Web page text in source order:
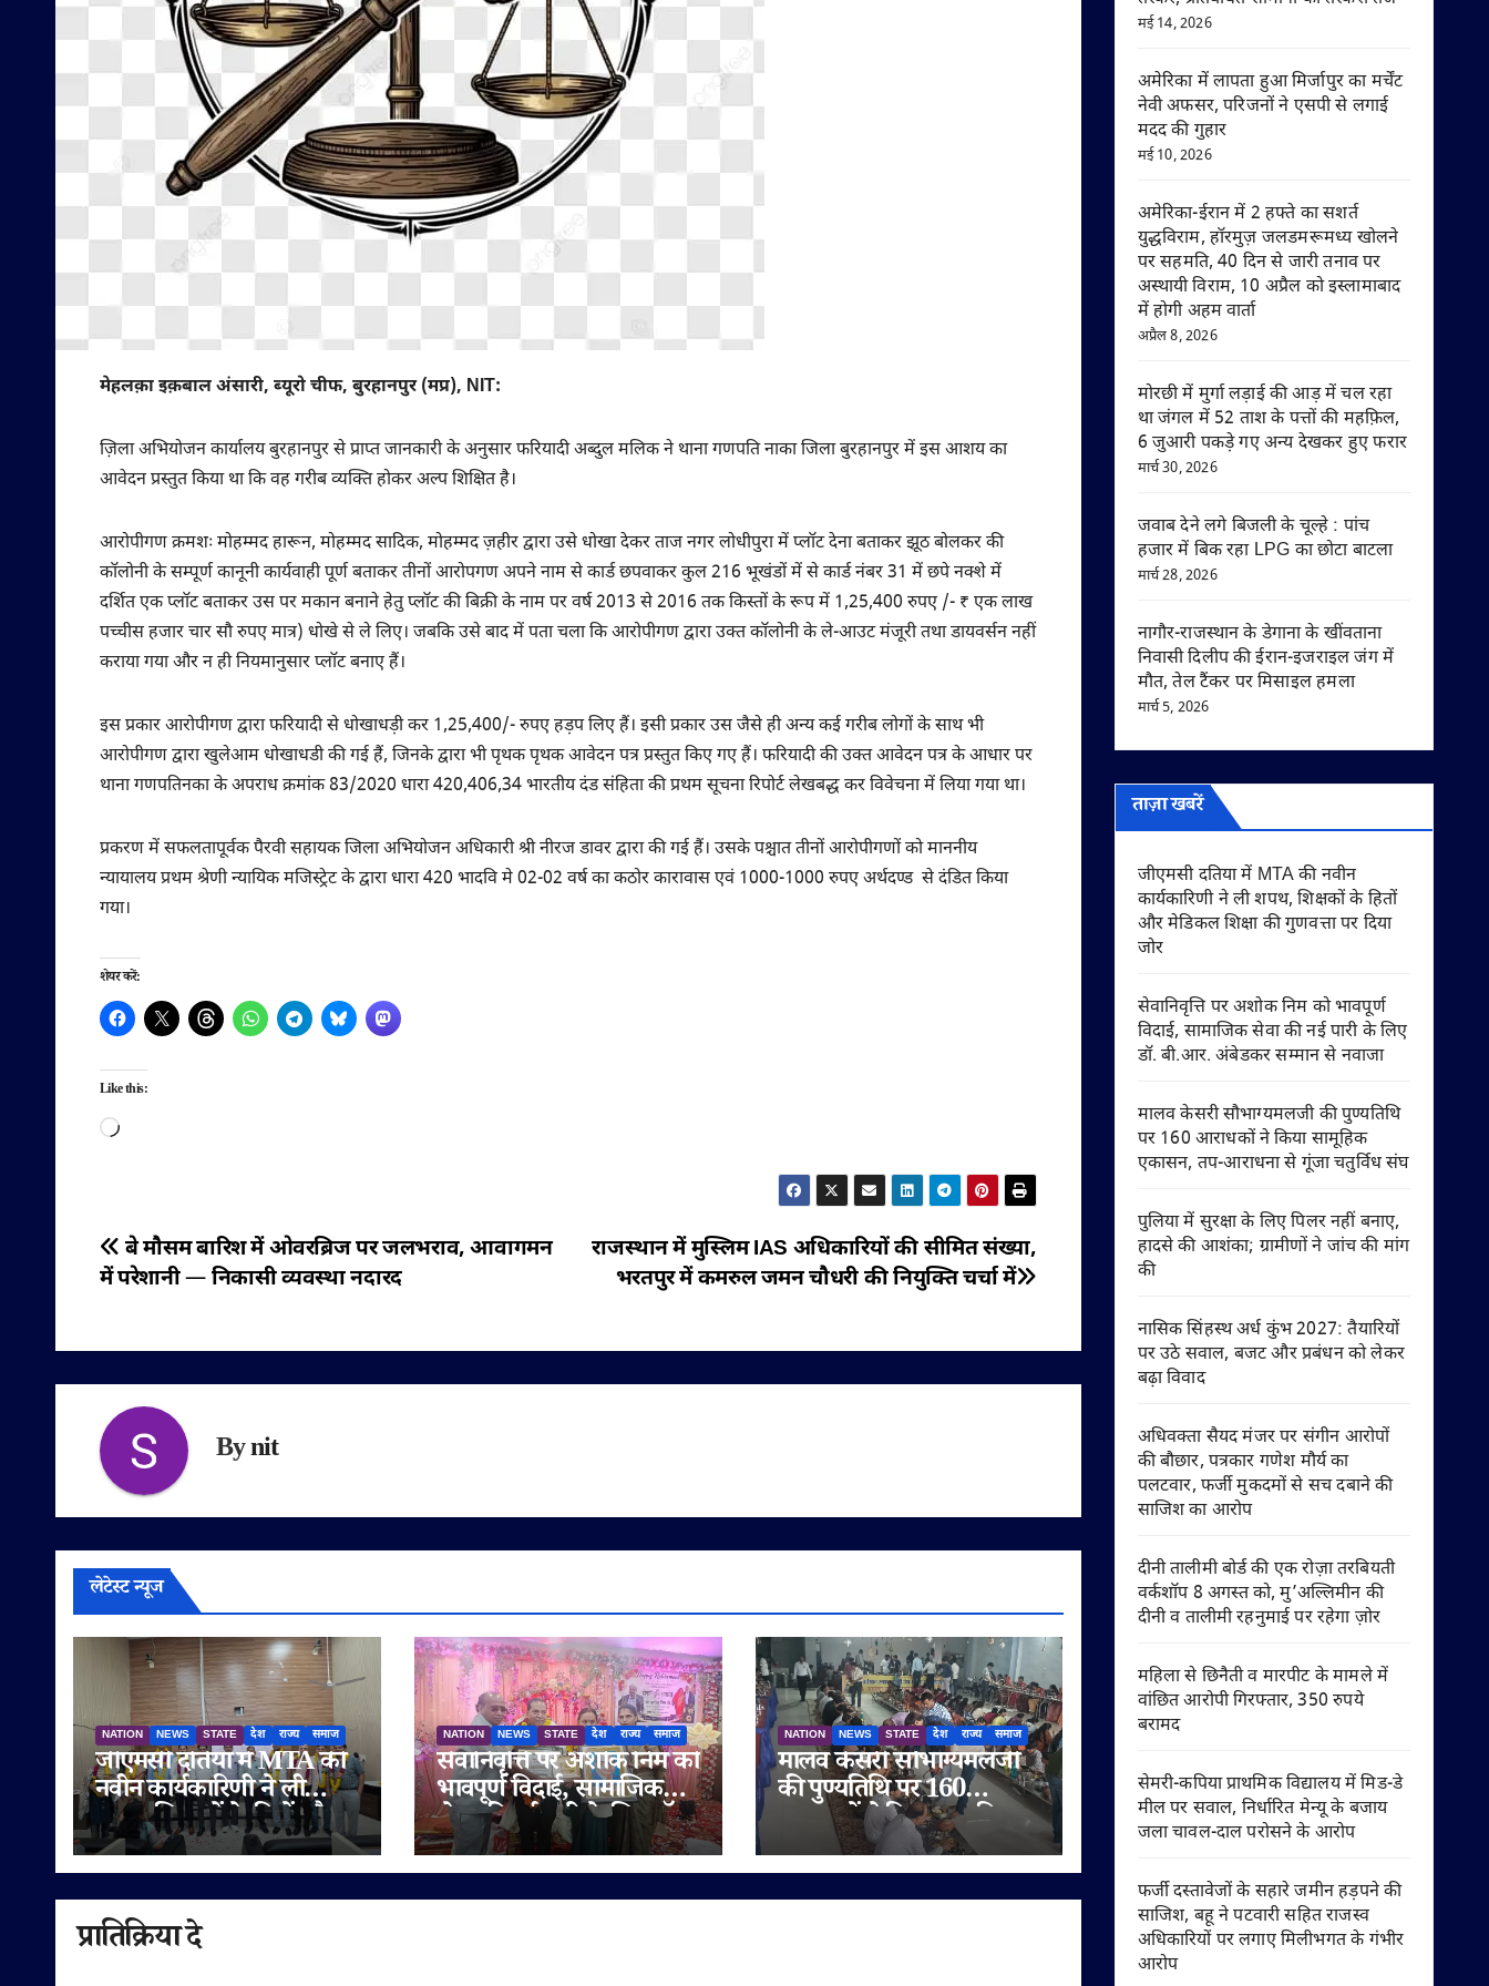
मेहलक़ा इक़बाल अंसारी, ब्यूरो चीफ, बुरहानपुर (मप्र), NIT:
ज़िला अभियोजन कार्यालय बुरहानपुर से प्राप्त जानकारी के अनुसार फरियादी अब्दुल मलिक ने थाना गणपति नाका जिला बुरहानपुर में इस आशय का
आवेदन प्रस्तुत किया था कि वह गरीब व्यक्ति होकर अल्प शिक्षित है।
आरोपीगण क्रमशः मोहम्मद हारून, मोहम्मद सादिक, मोहम्मद ज़हीर द्वारा उसे धोखा देकर ताज नगर लोधीपुरा में प्लॉट देना बताकर झूठ बोलकर की
कॉलोनी के सम्पूर्ण कानूनी कार्यवाही पूर्ण बताकर तीनों आरोपगण अपने नाम से कार्ड छपवाकर कुल 216 भूखंडों में से कार्ड नंबर 31 में छपे नक्शे में
दर्शित एक प्लॉट बताकर उस पर मकान बनाने हेतु प्लॉट की बिक्री के नाम पर वर्ष 2013 से 2016 तक किस्तों के रूप में 1,25,400 रुपए /- ₹ एक लाख
पच्चीस हजार चार सौ रुपए मात्र) धोखे से ले लिए। जबकि उसे बाद में पता चला कि आरोपीगण द्वारा उक्त कॉलोनी के ले-आउट मंजूरी तथा डायवर्सन नहीं
कराया गया और न ही नियमानुसार प्लॉट बनाए हैं।
इस प्रकार आरोपीगण द्वारा फरियादी से धोखाधड़ी कर 1,25,400/- रुपए हड़प लिए हैं। इसी प्रकार उस जैसे ही अन्य कई गरीब लोगों के साथ भी
आरोपीगण द्वारा खुलेआम धोखाधडी की गई हैं, जिनके द्वारा भी पृथक पृथक आवेदन पत्र प्रस्तुत किए गए हैं। फरियादी की उक्त आवेदन पत्र के आधार पर
थाना गणपतिनका के अपराध क्रमांक 83/2020 धारा 420,406,34 भारतीय दंड संहिता की प्रथम सूचना रिपोर्ट लेखबद्ध कर विवेचना में लिया गया था।
प्रकरण में सफलतापूर्वक पैरवी सहायक जिला अभियोजन अधिकारी श्री नीरज डावर द्वारा की गई हैं। उसके पश्चात तीनों आरोपीगणों को माननीय
न्यायालय प्रथम श्रेणी न्यायिक मजिस्ट्रेट के द्वारा धारा 420 भादवि मे 02-02 वर्ष का कठोर कारावास एवं 1000-1000 रुपए अर्थदण्ड से दंडित किया
गया।
शेयर करें:
Like this:
Loading…
पोस्ट
नेविगेशन
राजस्थान में मुस्लिम IAS अधिकारियों की सीमित संख्या,
भरतपुर में कमरुल जमन चौधरी की नियुक्ति चर्चा में
बे मौसम बारिश में ओवरब्रिज पर जलभराव, आवागमन
में परेशानी — निकासी व्यवस्था नदारद
Bynit
लेटेस्ट न्यूज
NATION NEWS STATE देश राज्य समाज
जीएमसी दतिया में MTA की
नवीन कार्यकारिणी ने ली
शपथ, शिक्षकों के हितों और
मेडिकल शिक्षा की गुणवत्ता पर
दिया जोर
NATION NEWS STATE देश राज्य समाज
सेवानिवृत्ति पर अशोक निम को
भावपूर्ण विदाई, सामाजिक
सेवा की नई पारी के लिए डॉ.
बी.आर. अंबेडकर सम्मान से
नवाजा
NATION NEWS STATE देश राज्य समाज
मालव केसरी सौभाग्यमलजी
की पुण्यतिथि पर 160
आराधकों ने किया सामूहिक
एकासन, तप-आराधना से गूंजा
चतुर्विध संघ
प्रातिक्रिया दे
मई 14, 2026
अमेरिका में लापता हुआ मिर्जापुर का मर्चेंट
नेवी अफसर, परिजनों ने एसपी से लगाई
मदद की गुहार
मई 10, 2026
अमेरिका-ईरान में 2 हफ्ते का सशर्त
युद्धविराम, हॉरमुज़ जलडमरूमध्य खोलने
पर सहमति, 40 दिन से जारी तनाव पर
अस्थायी विराम, 10 अप्रैल को इस्लामाबाद
में होगी अहम वार्ता
अप्रैल 8, 2026
मोरछी में मुर्गा लड़ाई की आड़ में चल रहा
था जंगल में 52 ताश के पत्तों की महफ़िल,
6 जुआरी पकड़े गए अन्य देखकर हुए फरार
मार्च 30, 2026
जवाब देने लगे बिजली के चूल्हे : पांच
हजार में बिक रहा LPG का छोटा बाटला
मार्च 28, 2026
नागौर-राजस्थान के डेगाना के खींवताना
निवासी दिलीप की ईरान-इजराइल जंग में
मौत, तेल टैंकर पर मिसाइल हमला
मार्च 5, 2026
ताज़ा खबरें
जीएमसी दतिया में MTA की नवीन
कार्यकारिणी ने ली शपथ, शिक्षकों के हितों
और मेडिकल शिक्षा की गुणवत्ता पर दिया
जोर
सेवानिवृत्ति पर अशोक निम को भावपूर्ण
विदाई, सामाजिक सेवा की नई पारी के लिए
डॉ. बी.आर. अंबेडकर सम्मान से नवाजा
मालव केसरी सौभाग्यमलजी की पुण्यतिथि
पर 160 आराधकों ने किया सामूहिक
एकासन, तप-आराधना से गूंजा चतुर्विध संघ
पुलिया में सुरक्षा के लिए पिलर नहीं बनाए,
हादसे की आशंका; ग्रामीणों ने जांच की मांग
की
नासिक सिंहस्थ अर्ध कुंभ 2027: तैयारियों
पर उठे सवाल, बजट और प्रबंधन को लेकर
बढ़ा विवाद
अधिवक्ता सैयद मंजर पर संगीन आरोपों
की बौछार, पत्रकार गणेश मौर्य का
पलटवार, फर्जी मुकदमों से सच दबाने की
साजिश का आरोप
दीनी तालीमी बोर्ड की एक रोज़ा तरबियती
वर्कशॉप 8 अगस्त को, मु’अल्लिमीन की
दीनी व तालीमी रहनुमाई पर रहेगा ज़ोर
महिला से छिनैती व मारपीट के मामले में
वांछित आरोपी गिरफ्तार, 350 रुपये
बरामद
सेमरी-कपिया प्राथमिक विद्यालय में मिड-डे
मील पर सवाल, निर्धारित मेन्यू के बजाय
जला चावल-दाल परोसने के आरोप
फर्जी दस्तावेजों के सहारे जमीन हड़पने की
साजिश, बहू ने पटवारी सहित राजस्व
अधिकारियों पर लगाए मिलीभगत के गंभीर
आरोप